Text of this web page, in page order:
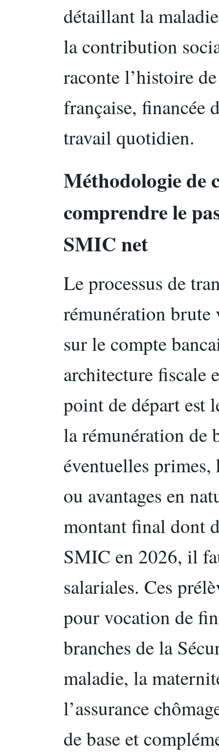
détaillant la
la contribution
raconte l’histoire
française, financée
travail quotidien.
Méthodologie de
comprendre le
SMIC net
Le processus de
rémunération
sur le compte
architecture fiscale
point de départ est
la rémunération de
éventuelles primes,
ou avantages en
montant final dont
SMIC en 2026, il
salariales. Ces
pour vocation de
branches de la
maladie, la
l’assurance
de base et